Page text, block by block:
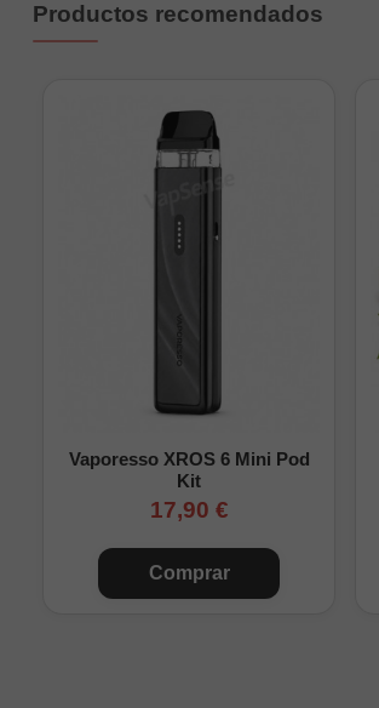
Productos recomendados
Vaporesso XROS 6 Mini Pod
Kit
17,90 €
Comprar